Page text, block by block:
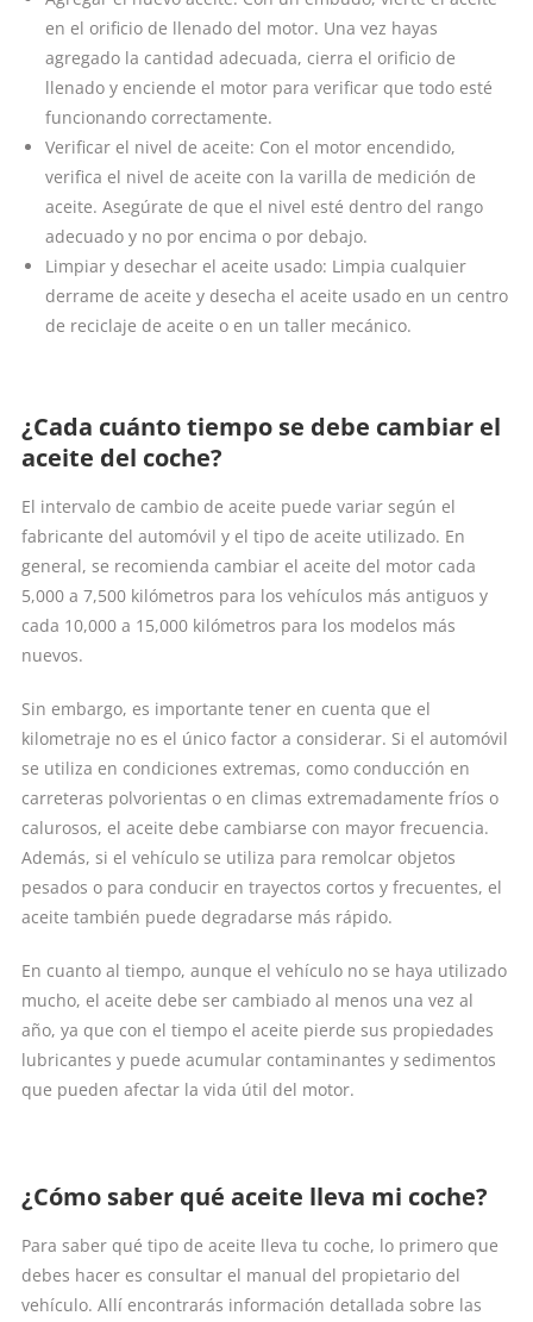
en el orificio de llenado del motor. Una vez hayas
agregado la cantidad adecuada, cierra el orificio de
llenado y enciende el motor para verificar que todo esté
funcionando correctamente.
Verificar el nivel de aceite: Con el motor encendido,
verifica el nivel de aceite con la varilla de medición de
aceite. Asegúrate de que el nivel esté dentro del rango
adecuado y no por encima o por debajo.
Limpiar y desechar el aceite usado: Limpia cualquier
derrame de aceite y desecha el aceite usado en un centro
de reciclaje de aceite o en un taller mecánico.
¿Cada cuánto tiempo se debe cambiar el
aceite del coche?
El intervalo de cambio de aceite puede variar según el
fabricante del automóvil y el tipo de aceite utilizado. En
general, se recomienda cambiar el aceite del motor cada
5,000 a 7,500 kilómetros para los vehículos más antiguos y
cada 10,000 a 15,000 kilómetros para los modelos más
nuevos.
Sin embargo, es importante tener en cuenta que el
kilometraje no es el único factor a considerar. Si el automóvil
se utiliza en condiciones extremas, como conducción en
carreteras polvorientas o en climas extremadamente fríos o
calurosos, el aceite debe cambiarse con mayor frecuencia.
Además, si el vehículo se utiliza para remolcar objetos
pesados o para conducir en trayectos cortos y frecuentes, el
aceite también puede degradarse más rápido.
En cuanto al tiempo, aunque el vehículo no se haya utilizado
mucho, el aceite debe ser cambiado al menos una vez al
año, ya que con el tiempo el aceite pierde sus propiedades
lubricantes y puede acumular contaminantes y sedimentos
que pueden afectar la vida útil del motor.
¿Cómo saber qué aceite lleva mi coche?
Para saber qué tipo de aceite lleva tu coche, lo primero que
debes hacer es consultar el manual del propietario del
vehículo. Allí encontrarás información detallada sobre las